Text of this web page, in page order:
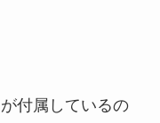
が付属しているの